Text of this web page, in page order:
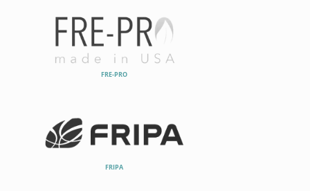
FRE-PRO
FRIPA